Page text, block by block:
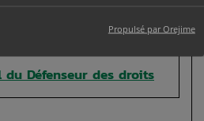
Propulsé par Orejime
Défenseur des droits